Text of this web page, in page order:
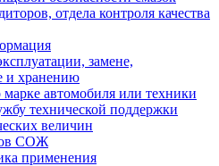
отдела контроля качества
замене,
и хранению
автомобиля или техники
технической поддержки
величин
СОЖ
применения